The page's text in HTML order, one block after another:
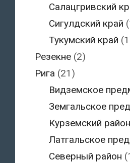
Салацгривский
Сигулдский край
Тукумский край
Резекне(2)
Рига (21)
Видземское
Земгальское
Курземский район
Латгальское
Северный район